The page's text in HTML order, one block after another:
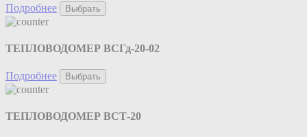
Подробнее Выбрать
ТЕПЛОВОДОМЕР ВСГд-20-02
Подробнее Выбрать
ТЕПЛОВОДОМЕР ВСТ-20